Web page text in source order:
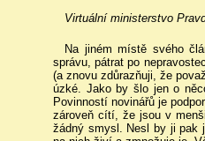
Virtuální ministerstvo
Na jiném místě svého
správu, pátrat po
(a znovu zdůrazňuji, že
úzké. Jako by šlo jen o
Povinností novinářů je
zároveň cítí, že jsou v
žádný smysl. Nesl by ji pak